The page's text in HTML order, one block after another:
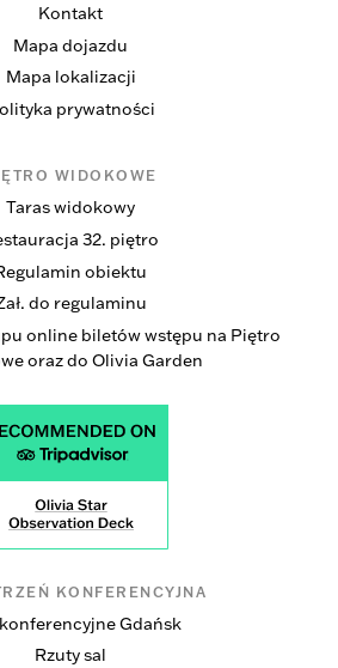
Kontakt
Mapa dojazdu
Mapa lokalizacji
prywatności
WIDOKOWE
Taras widokowy
32. piętro
obiektu
do regulaminu
online biletów wstępu na Piętro
oraz do Olivia Garden
KONFERENCYJNA
Gdańsk
Rzuty sal